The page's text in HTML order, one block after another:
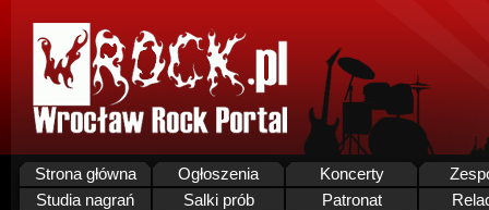
Strona główna Ogłoszenia Koncerty
Studia nagrań
Salki prób Patronat